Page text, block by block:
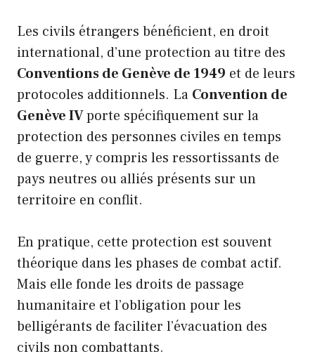
Les civils étrangers bénéficient, en droit
international, d’une protection au titre des
Conventions de Genève de 1949 et de leurs
protocoles additionnels. La Convention de
Genève IVporte spécifiquement sur la
protection des personnes civiles en temps
de guerre, y compris les ressortissants de
pays neutres ou alliés présents sur un
territoire en conflit.
En pratique, cette protection est souvent
théorique dans les phases de combat actif.
Mais elle fonde les droits de passage
humanitaire et l’obligation pour les
belligérants de faciliter l’évacuation des
civils non combattants.